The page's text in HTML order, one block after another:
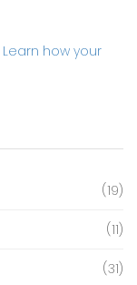
Learn how your
(19)
(11)
(31)